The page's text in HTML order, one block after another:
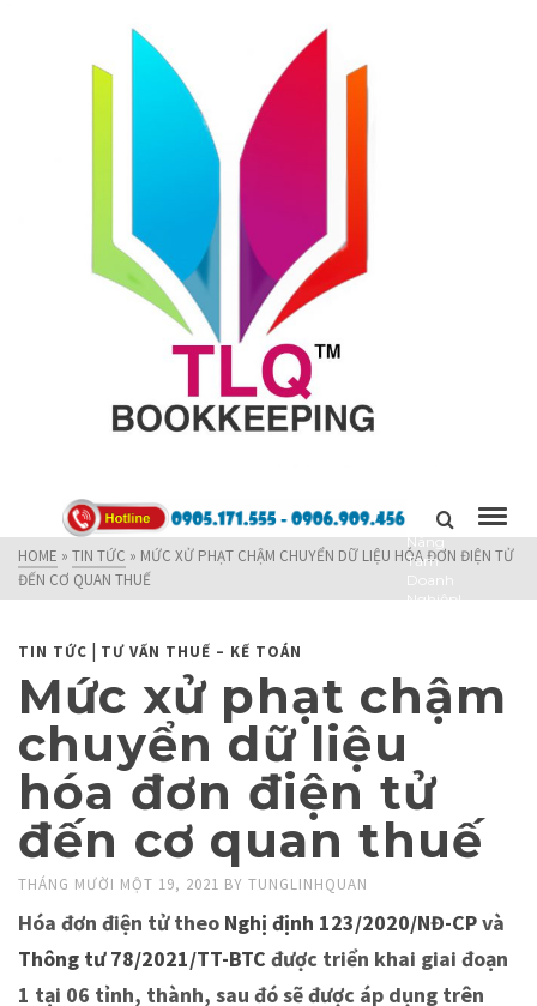
Kết Nối,
Nâng
Tầm
Doanh
Nghiệp!
HOME » TIN TỨC » MỨC XỬ PHẠT CHẬM CHUYỂN DỮ LIỆU HÓA ĐƠN ĐIỆN TỬ
ĐẾN CƠ QUAN THUẾ
TIN TỨC | TƯ VẤN THUẾ – KẾ TOÁN
Mức xử phạt chậm
chuyển dữ liệu
hóa đơn điện tử
đến cơ quan thuế
THÁNG MƯỜI MỘT 19, 2021 BY TUNGLINHQUAN
Hóa đơn điện tử theo Nghị định 123/2020/NĐ-CPvà
Thông tư 78/2021/TT-BTC được triển khai giai đoạn
1 tại 06 tỉnh, thành, sau đó sẽ được áp dụng trên